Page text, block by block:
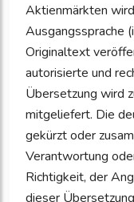
Aktienmärkten
Ausgangssprache
Originaltext
autorisierte und
Übersetzung wird
mitgeliefert. Die
gekürzt oder
Verantwortung
Richtigkeit, der
dieser